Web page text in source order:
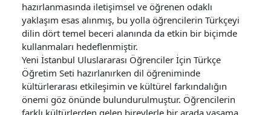
hazırlanmasında iletişimsel ve öğrenen odaklı
yaklaşım esas alınmış, bu yolla öğrencilerin Türkçeyi
dilin dört temel beceri alanında da etkin bir biçimde
kullanmaları hedeflenmiştir.
Yeni İstanbul Uluslararası Öğrenciler İçin Türkçe
Öğretim Seti hazırlanırken dil öğreniminde
kültürlerarası etkileşimin ve kültürel farkındalığın
önemi göz önünde bulundurulmuştur. Öğrencilerin
farklı kültürlerden gelen bireylerle bir arada yaşama